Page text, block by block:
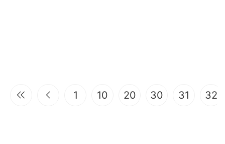
1 10 20 30 31 32